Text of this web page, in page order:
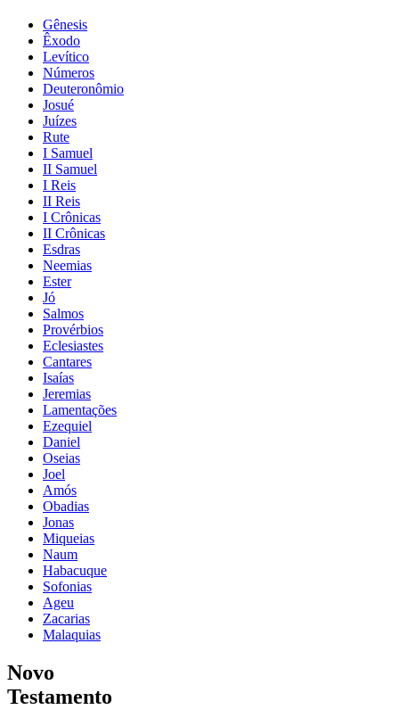
Gênesis
Êxodo
Levítico
Números
Deuteronômio
Josué
Juízes
Rute
I Samuel
II Samuel
I Reis
II Reis
I Crônicas
II Crônicas
Esdras
Neemias
Ester
Jó
Salmos
Provérbios
Eclesiastes
Cantares
Isaías
Jeremias
Lamentações
Ezequiel
Daniel
Oseias
Joel
Amós
Obadias
Jonas
Miqueias
Naum
Habacuque
Sofonias
Ageu
Zacarias
Malaquias
Novo
Testamento